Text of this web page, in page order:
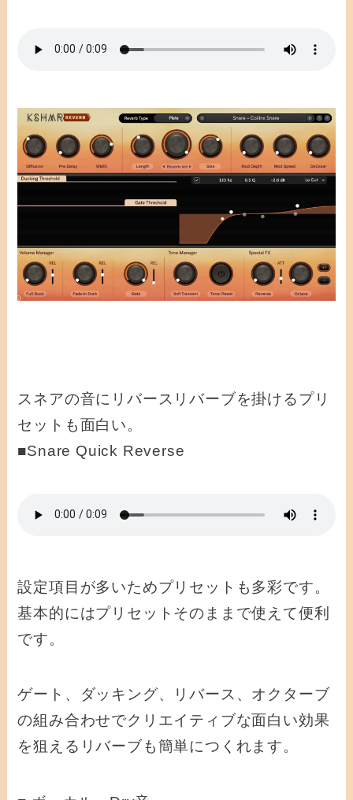
スネアの音にリバースリバーブを掛けるプリ
セットも面白い。
■Snare Quick Reverse
設定項目が多いためプリセットも多彩です。
基本的にはプリセットそのままで使えて便利
です。
ゲート、ダッキング、リバース、オクターブ
の組み合わせでクリエイティブな面白い効果
を狙えるリバーブも簡単につくれます。